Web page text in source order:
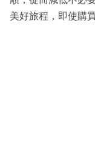
美好旅程，即使購